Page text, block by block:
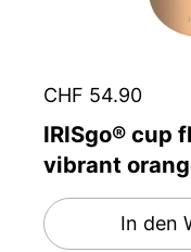
CHF 54.90
IRISgo® cup
vibrant
In den